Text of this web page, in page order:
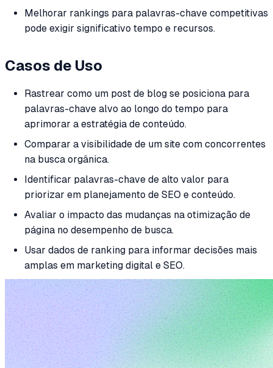
Melhorar rankings para palavras-chave competitivas
pode exigir significativo tempo e recursos.
Casos de Uso
Rastrear como um post de blog se posiciona para
palavras-chave alvo ao longo do tempo para
aprimorar a estratégia de conteúdo.
Comparar a visibilidade de um site com concorrentes
na busca orgânica.
Identificar palavras-chave de alto valor para
priorizar em planejamento de SEO e conteúdo.
Avaliar o impacto das mudanças na otimização de
página no desempenho de busca.
Usar dados de ranking para informar decisões mais
amplas em marketing digital e SEO.